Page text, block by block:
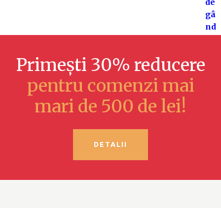
Primești 30% reducere
pentru comenzi mai
mari de 500 de lei!
DETALII